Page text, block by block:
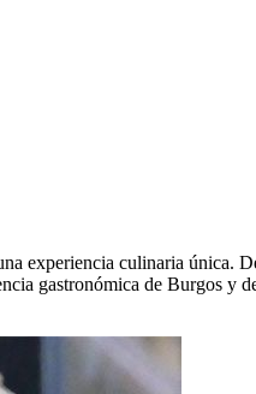
experiencia culinaria única.
gastronómica de Burgos y